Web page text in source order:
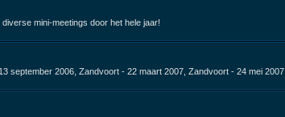
mini-meetings door het hele jaar!
september 2006, Zandvoort - 22 maart 2007, Zandvoort - 24 mei 2007